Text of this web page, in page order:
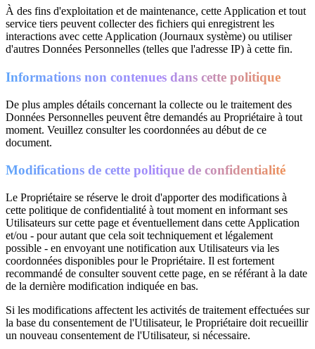
À des fins d'exploitation et de maintenance, cette Application et tout
service tiers peuvent collecter des fichiers qui enregistrent les
interactions avec cette Application (Journaux système) ou utiliser
d'autres Données Personnelles (telles que l'adresse IP) à cette fin.
Informations non contenues dans cette politique
De plus amples détails concernant la collecte ou le traitement des
Données Personnelles peuvent être demandés au Propriétaire à tout
moment. Veuillez consulter les coordonnées au début de ce
document.
Modifications de cette politique de confidentialité
Le Propriétaire se réserve le droit d'apporter des modifications à
cette politique de confidentialité à tout moment en informant ses
Utilisateurs sur cette page et éventuellement dans cette Application
et/ou - pour autant que cela soit techniquement et légalement
possible - en envoyant une notification aux Utilisateurs via les
coordonnées disponibles pour le Propriétaire. Il est fortement
recommandé de consulter souvent cette page, en se référant à la date
de la dernière modification indiquée en bas.
Si les modifications affectent les activités de traitement effectuées sur
la base du consentement de l'Utilisateur, le Propriétaire doit recueillir
un nouveau consentement de l'Utilisateur, si nécessaire.